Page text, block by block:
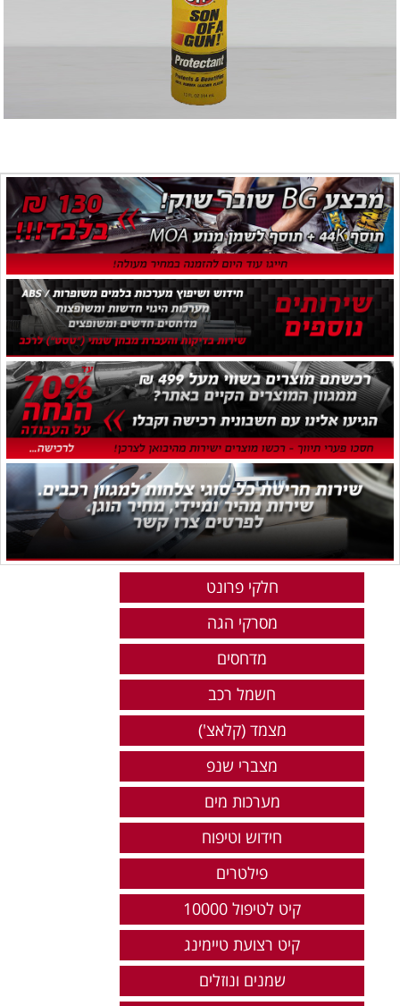
חלקי פרונט
מסרקי הגה
מדחסים
חשמל רכב
מצמד (קלאצ')
מצברי שנפ
מערכות מים
חידוש וטיפוח
פילטרים
קיט לטיפול 10000
קיט רצועת טיימינג
שמנים ונוזלים